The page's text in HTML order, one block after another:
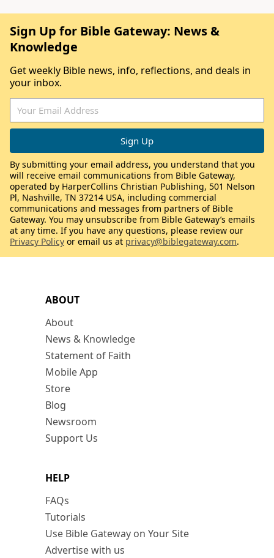
ABOUT
About
News & Knowledge
Statement of Faith
Mobile App
Store
Blog
Newsroom
Support Us
HELP
FAQs
Tutorials
Use Bible Gateway on Your Site
Advertise with us
Sign Up for Bible Gateway: News &
Knowledge
Get weekly Bible news, info, reflections, and deals in
your inbox.
By submitting your email address, you understand that you
will receive email communications from Bible Gateway,
operated by HarperCollins Christian Publishing, 501 Nelson
Pl, Nashville, TN 37214 USA, including commercial
communications and messages from partners of Bible
Gateway. You may unsubscribe from Bible Gateway’s emails
at any time. If you have any questions, please review our
Privacy Policy or email us at privacy@biblegateway.com.